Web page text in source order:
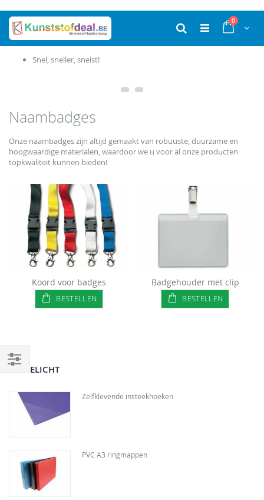
Ga
naar
inhoud
Cart
0producten
Zoek
Snel, sneller, snelst!
Naambadges
Onze naambadges zijn altijd gemaakt van robuuste, duurzame en
hoogwaardige materialen, waardoor we u voor al onze producten
topkwaliteit kunnen bieden!
Koord voor badges
BESTELLEN
Badgehouder met clip
BESTELLEN
Filteren
UITGELICHT
Zelfklevende insteekhoeken
PVC A3 ringmappen